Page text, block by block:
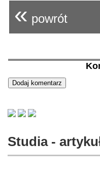
« powrót
Studia -